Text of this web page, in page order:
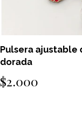
Pulsera ajustable
dorada
$2.000